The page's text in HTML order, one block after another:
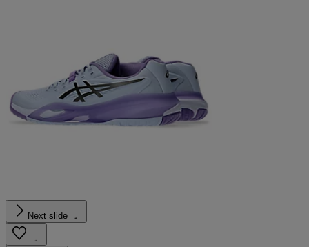
Next slide